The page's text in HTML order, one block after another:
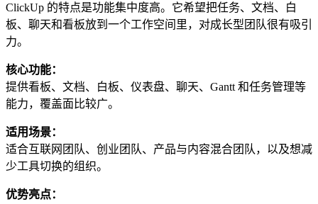
ClickUp 的特点是功能集中度高。它希望把任务、文档、白
板、聊天和看板放到一个工作空间里，对成长型团队很有吸引
力。
核心功能：
提供看板、文档、白板、仪表盘、聊天、Gantt 和任务管理等
能力，覆盖面比较广。
适用场景：
适合互联网团队、创业团队、产品与内容混合团队，以及想减
少工具切换的组织。
优势亮点：